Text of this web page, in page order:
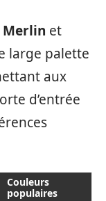
Merlin et
large palette
aux
d’entrée
Couleurs
populaires